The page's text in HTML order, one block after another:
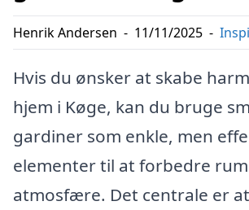
Henrik Andersen - 11/11/2025 -
Hvis du ønsker at skabe
hjem i Køge, kan du bruge
gardiner som enkle, men
elementer til at forbedre
atmosfære. Det centrale er